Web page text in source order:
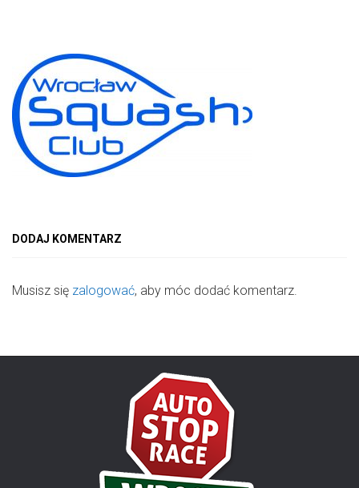
DODAJ KOMENTARZ
Musisz się zalogować, aby móc dodać komentarz.